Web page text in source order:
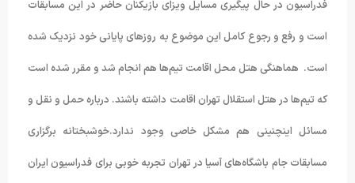
فدراسیون در حال پیگیری مسایل ویزای بازیکنان حاضر در این مسابقات
است و رفع و رجوع کامل این موضوع به روزهای پایانی خود نزدیک شده
است. هماهنگی هتل محل اقامت تیم‌ها هم انجام شد و مقرر شده است
که تیم‌ها در هتل استقلال تهران اقامت داشته باشند. درباره حمل و نقل و
مسائل اینچنینی هم مشکل خاصی وجود ندارد.خوشبختانه برگزاری
مسابقات جام باشگاه‌های آسیا در تهران تجربه خوبی برای فدراسیون ایران